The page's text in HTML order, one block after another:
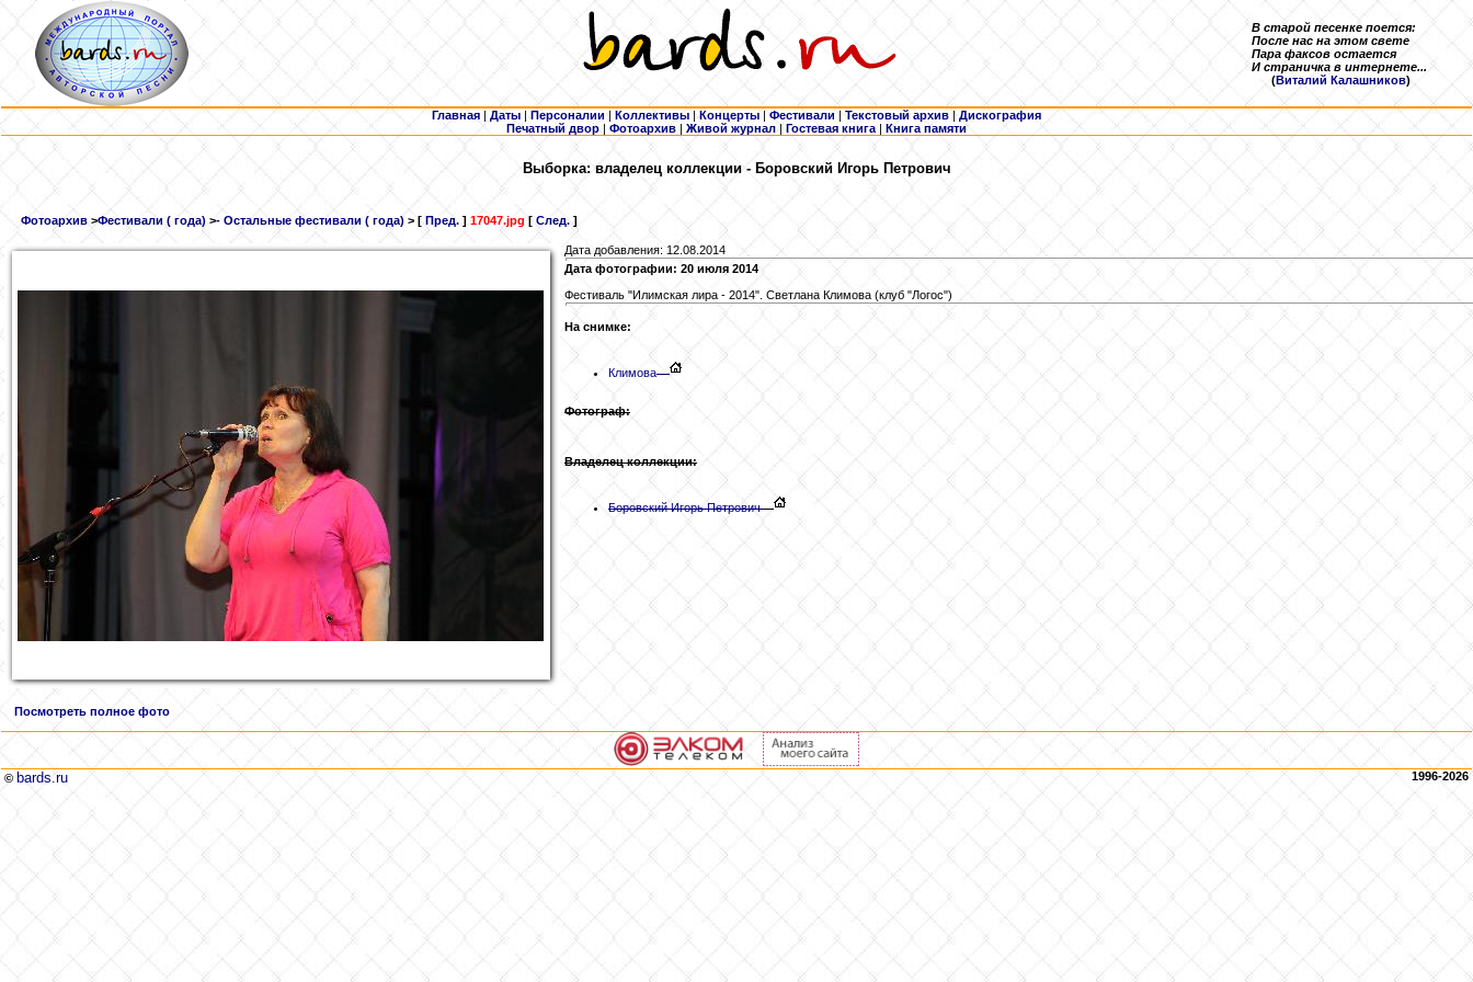
В старой песенке поется:
После нас на этом свете
Пара факсов остается
И страничка в интернете...
(Виталий Калашников)
Главная | Даты | Персоналии | Коллективы | Концерты | Фестивали | Текстовый архив | Дискография
Печатный двор | Фотоархив | Живой журнал |Гостевая книга | Книга памяти
Выборка: владелец коллекции - БоровскийИгорь Петрович
Фотоархив >Фестивали ( года) >- Остальные фестивали ( года) > [ Пред. ] 17047.jpg [ След.]
Дата добавления: 12.08.2014
Дата фотографии: 20 июля 2014
Фестиваль "Илимская лира - 2014". Светлана Климова (клуб "Логос")
На снимке:
Климова
Фотограф:
Владелец коллекции:
БоровскийИгорь Петрович
Посмотреть полное фото
© bards.ru 1996-2026